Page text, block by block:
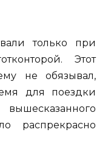
только при
Этот
не обязывал,
для поездки
распрекрасно